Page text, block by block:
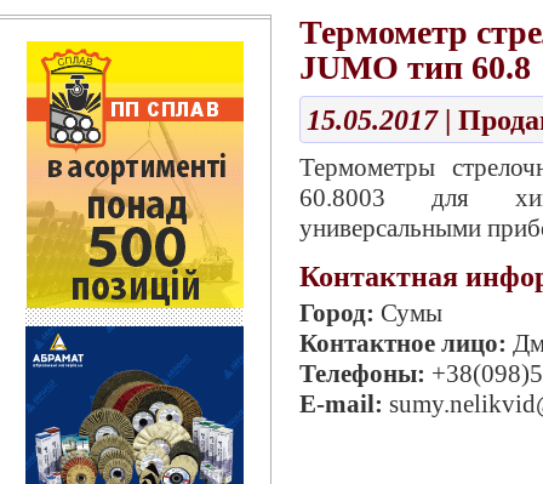
Термометр
JUMO тип 60.8
15.05.2017|
Термометры
60.8003 для
универсальными
Контактная
Город: Сумы
Контактное лицо:
Телефоны:
E-mail: